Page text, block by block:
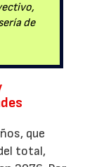
de
que
total,